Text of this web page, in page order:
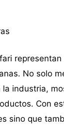
No solo
industria,
Con
sino que